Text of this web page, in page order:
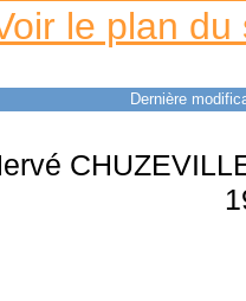
le plan du
Dernière